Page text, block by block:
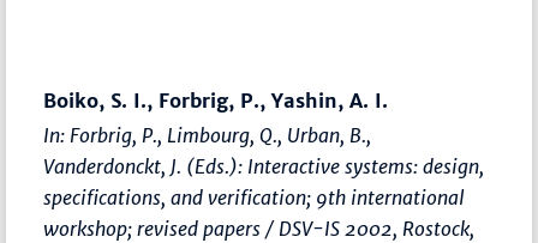
Boiko, S. I., Forbrig, P., Yashin, A. I.
In: Forbrig, P., Limbourg, Q., Urban, B.,
Vanderdonckt, J. (Eds.): Interactive systems: design,
specifications, and verification; 9th international
workshop; revised papers / DSV-IS 2002, Rostock,